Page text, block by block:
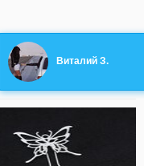
Виталий З.